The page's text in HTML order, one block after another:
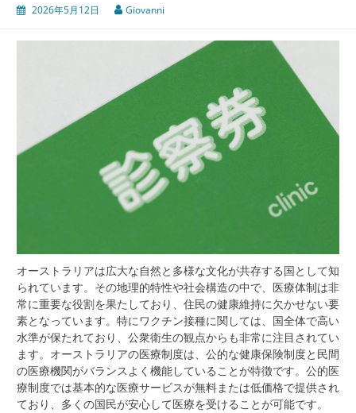
2026年5月12日 Giovanni
オーストラリアは広大な自然と多様な文化が共存する国として知
られています。 その地理的特性や社会構造の中で、医療体制は非
常に重要な役割を果たしており、住民の健康維持に欠かせない要
素となっています。特にワクチン接種に関しては、国全体で高い
水準が保たれており、公衆衛生の観点からも非常に注目されてい
ます。オーストラリアの医療制度は、公的な健康保険制度と民間
の医療機関がバランスよく機能していることが特徴です。公的医
療制度では基本的な医療サービスが無料または低価格で提供され
ており、多くの国民が安心して医療を受けることが可能です。